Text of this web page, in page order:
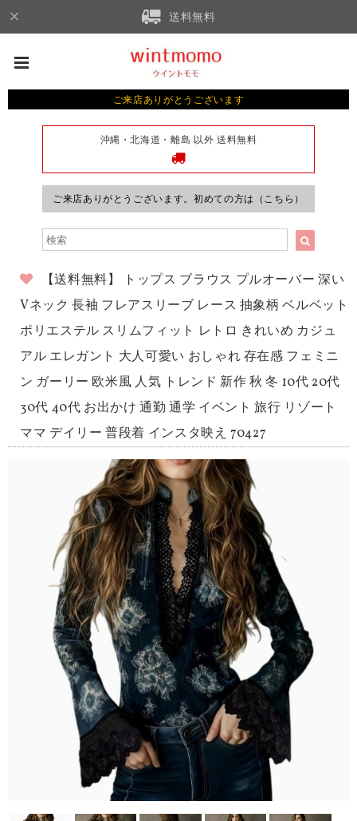
送料無料
ご来店ありがとうございます
沖縄・北海道・離島 以外 送料無料
ご来店ありがとうございます。初めての方は（こちら）
【送料無料】 トップス ブラウス プルオーバー 深い
Vネック 長袖 フレアスリーブ レース 抽象柄 ベルベット
ポリエステル スリムフィット レトロ きれいめ カジュ
アル エレガント 大人可愛い おしゃれ 存在感 フェミニ
ン ガーリー 欧米風 人気 トレンド 新作 秋 冬 10代 20代
30代 40代 お出かけ 通勤 通学 イベント 旅行 リゾート
ママ デイリー 普段着 インスタ映え 70427